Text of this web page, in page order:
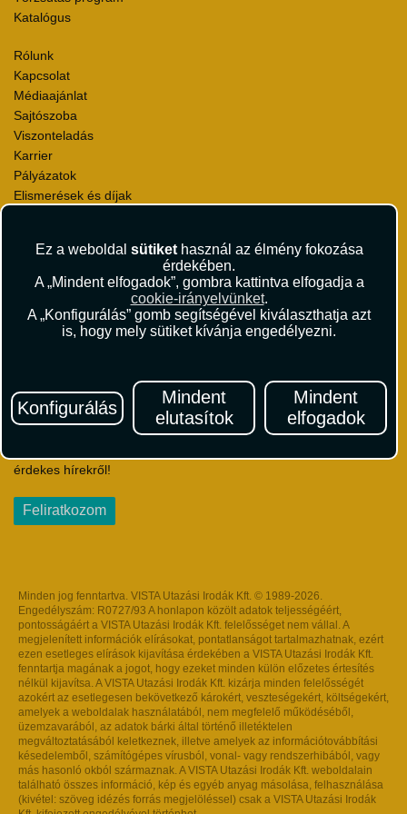
Ez a weboldal sütikethasznál az élmény fokozása
érdekében.
A „Mindent elfogadok”, gombra kattintva elfogadja a
cookie-irányelvünket.
A „Konfigurálás” gomb segítségével kiválaszthatja azt
is, hogy mely sütiket kívánja engedélyezni.
Konfigurálás
Mindent
elutasítok
Mindent
elfogadok
Katalógus
Rólunk
Kapcsolat
Médiaajánlat
Sajtószoba
Viszonteladás
Karrier
Pályázatok
Elismerések és díjak
Utazási Csomag Szerződési Feltételek
Útlemondás-biztosítás Szerződési Feltételek
Utasbiztosítás Szerződési Feltételek
Repülőjegy Szerződési Feltételek
Adatvédelem
Hírlevél
Iratkozzon fel Magyarország egyik legszínesebb utazási
érdekes hírekről!
Feliratkozom
Minden jog fenntartva. VISTA Utazási Irodák Kft. © 1989-2026.
Engedélyszám: R0727/93 A honlapon közölt adatok teljességéért,
pontosságáért a VISTA Utazási Irodák Kft. felelősséget nem vállal. A
megjelenített információk elírásokat, pontatlanságot tartalmazhatnak, ezért
ezen esetleges elírások kijavítása érdekében a VISTA Utazási Irodák Kft.
fenntartja magának a jogot, hogy ezeket minden külön előzetes értesítés
nélkül kijavítsa. A VISTA Utazási Irodák Kft. kizárja minden felelősségét
azokért az esetlegesen bekövetkező károkért, veszteségekért, költségekért,
amelyek a weboldalak használatából, nem megfelelő működéséből,
üzemzavarából, az adatok bárki által történő illetéktelen
megváltoztatásából keletkeznek, illetve amelyek az információtovábbítási
késedelemből, számítógépes vírusból, vonal- vagy rendszerhibából, vagy
más hasonló okból származnak. A VISTA Utazási Irodák Kft. weboldalain
található összes információ, kép és egyéb anyag másolása, felhasználása
(kivétel: szöveg idézés forrás megjelöléssel) csak a VISTA Utazási Irodák